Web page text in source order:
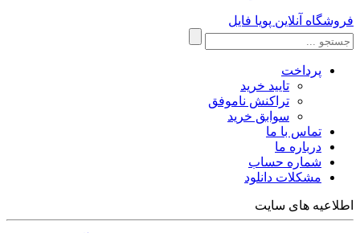
فروشگاه آنلاین پویا فایل
پرداخت
تایید خرید
تراکنش ناموفق
سوابق خرید
تماس با ما
درباره ما
شماره حساب
مشکلات دانلود
اطلاعیه های سایت